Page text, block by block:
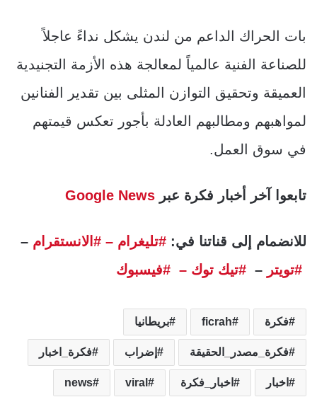
بات الحراك الداعم من لندن يشكل نداءً عاجلاً
للصناعة الفنية عالمياً لمعالجة هذه الأزمة التجنيدية
العميقة وتحقيق التوازن المثلى بين تقدير الفنانين
لمواهبهم ومطالبهم العادلة بأجور تعكس قيمتهم
في سوق العمل.
تابعوا آخر أخبار فكرة عبر Google News
للانضمام إلى قناتنا في: #تليغرام – #الانستقرام –
#تويتر – #تيك توك – #فيسبوك
فكرة ficrah بريطانيا
فكرة_مصدر_الحقيقة إضراب فكرة_اخبار
اخبار اخبار_فكرة viral
news